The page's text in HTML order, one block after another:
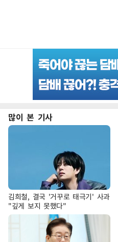
많이 본 기사
김희철, 결국 '거꾸로 태극기' 사과
"깊게 보지 못했다"